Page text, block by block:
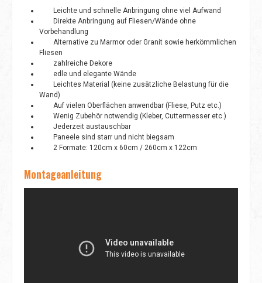
Leichte und schnelle Anbringung ohne viel Aufwand
Direkte Anbringung auf Fliesen/Wände ohne
Vorbehandlung
Alternative zu Marmor oder Granit sowie herkömmlichen
Fliesen
zahlreiche Dekore
edle und elegante Wände
Leichtes Material (keine zusätzliche Belastung für die
Wand)
Auf vielen Oberflächen anwendbar (Fliese, Putz etc.)
Wenig Zubehör notwendig (Kleber, Cuttermesser etc.)
Jederzeit austauschbar
Paneele sind starr und nicht biegsam
2 Formate: 120cm x 60cm / 260cm x 122cm
Montageanleitung